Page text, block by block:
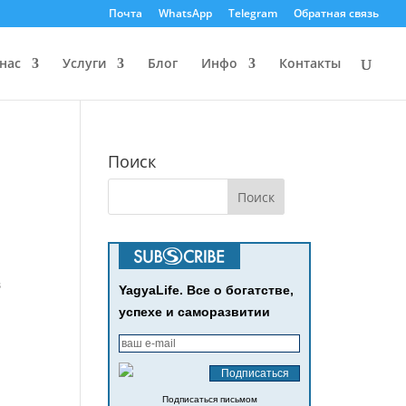
Почта WhatsApp Telegram Обратная связь
Услуги Блог Инфо Контакты
Поиск
YagyaLife. Все о богатстве,
успехе и саморазвитии
Подписаться письмом